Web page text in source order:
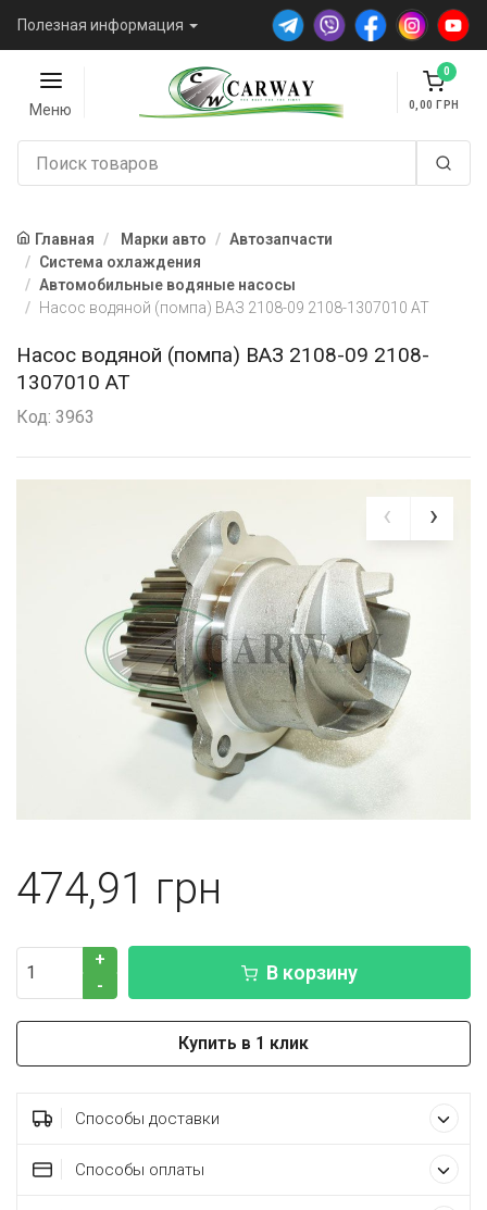
Полезная информация
Меню
0
0,00
Главная Марки авто
Автозапчасти
Система охлаждения
Автомобильные водяные насосы
Насос водяной (помпа) ВАЗ 2108-09 2108-1307010 AT
Насос водяной (помпа) ВАЗ 2108-09 2108-
1307010 AT
Код: 3963
474,91
+
-
В корзину
Купить в 1 клик
Способы доставки
Способы оплаты